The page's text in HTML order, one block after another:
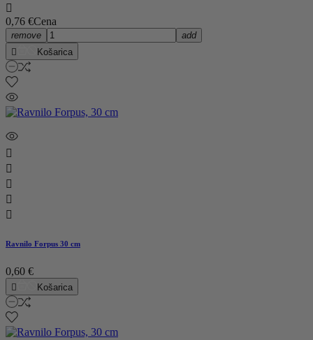

0,76 €Cena
remove
add

Košarica





Ravnilo Forpus 30 cm
0,60 €
 Košarica